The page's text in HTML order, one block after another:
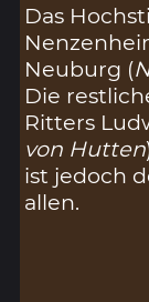
Das
Neuburg (
Die
Ritters
von Hutten
ist jedoch
allen.